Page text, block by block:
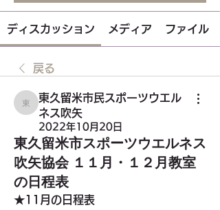
ディスカッション メディア ファイル
戻る
東久留米市民スポーツウエルネス吹矢
東久留米市民スポーツウエル
ネス吹矢
2022年10月20日
東久留米市スポーツウエルネス
吹矢協会 １１月・１２月教室
の日程表
★11月の日程表